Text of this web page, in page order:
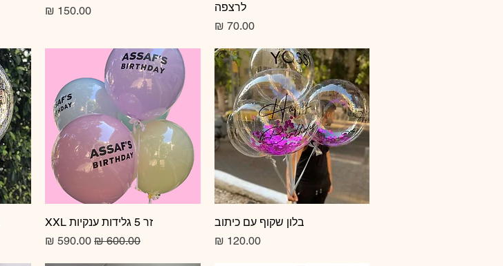
לרצפה
מחיר‏70.00 ‏₪
מחיר
תצוגה מהירה
בלון שקוף עם כיתוב
מחיר‏120.00 ‏₪
תצוגה מהירה
זר 5 גלידות ענקיות XXL
מחיר רגיל מחיר מבצע